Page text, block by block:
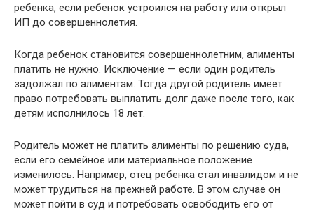
ребенка, если ребенок устроился на работу или открыл
ИП до совершеннолетия.
Когда ребенок становится совершеннолетним, алименты
платить не нужно. Исключение — если один родитель
задолжал по алиментам. Тогда другой родитель имеет
право потребовать выплатить долг даже после того, как
детям исполнилось 18 лет.
Родитель может не платить алименты по решению суда,
если его семейное или материальное положение
изменилось. Например, отец ребенка стал инвалидом и не
может трудиться на прежней работе. В этом случае он
может пойти в суд и потребовать освободить его от